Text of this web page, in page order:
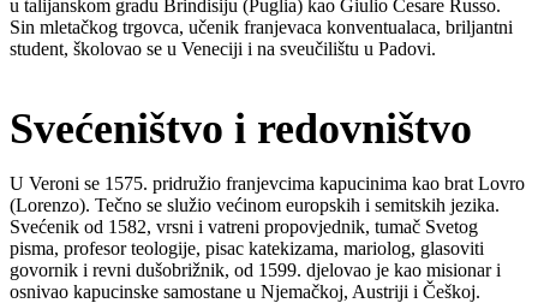
u talijanskom gradu Brindisiju (Puglia) kao Giulio Cesare Russo.
Sin mletačkog trgovca, učenik franjevaca konventualaca, briljantni
student, školovao se u Veneciji i na sveučilištu u Padovi.
Svećeništvo i redovništvo
U Veroni se 1575. pridružio franjevcima kapucinima kao brat Lovro
(Lorenzo). Tečno se služio većinom europskih i semitskih jezika.
Svećenik od 1582, vrsni i vatreni propovjednik, tumač Svetog
pisma, profesor teologije, pisac katekizama, mariolog, glasoviti
govornik i revni dušobrižnik, od 1599. djelovao je kao misionar i
osnivao kapucinske samostane u Njemačkoj, Austriji i Češkoj.